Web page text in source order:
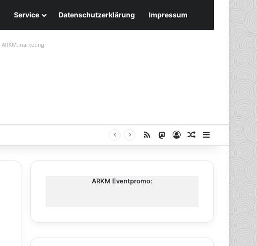
Service Datenschutzerklärung Impressum
ARKM.marketing
RSS Mastodon
AnmeldenZufälliger
ARKM Eventpromo: